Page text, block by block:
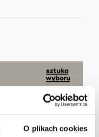
O plikach cookies